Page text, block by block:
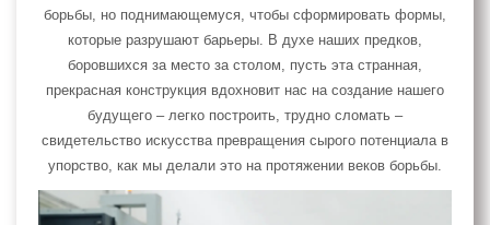
борьбы, но поднимающемуся, чтобы сформировать формы,
которые разрушают барьеры. В духе наших предков,
боровшихся за место за столом, пусть эта странная,
прекрасная конструкция вдохновит нас на создание нашего
будущего – легко построить, трудно сломать –
свидетельство искусства превращения сырого потенциала в
упорство, как мы делали это на протяжении веков борьбы.